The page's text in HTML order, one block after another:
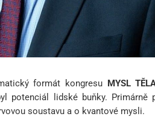
formát kongresu MYSL
potenciál lidské buňky.
soustavu a o kvantové mysli.